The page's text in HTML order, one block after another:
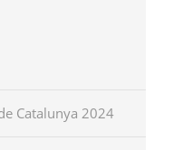
Catalunya 2024